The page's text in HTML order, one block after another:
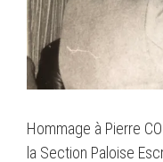
Hommage à Pierre
la Section Paloise